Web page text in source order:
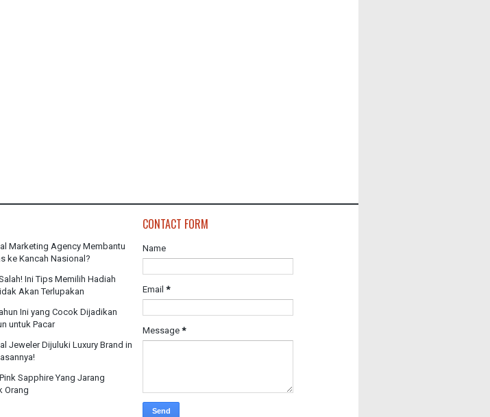
Marketing Agency Membantu
ke Kancah Nasional?
Ini Tips Memilih Hadiah
Akan Terlupakan
Ini yang Cocok Dijadikan
untuk Pacar
Jeweler Dijuluki Luxury Brand in
Sapphire Yang Jarang
Orang
CONTACT FORM
Name
Email *
Message *